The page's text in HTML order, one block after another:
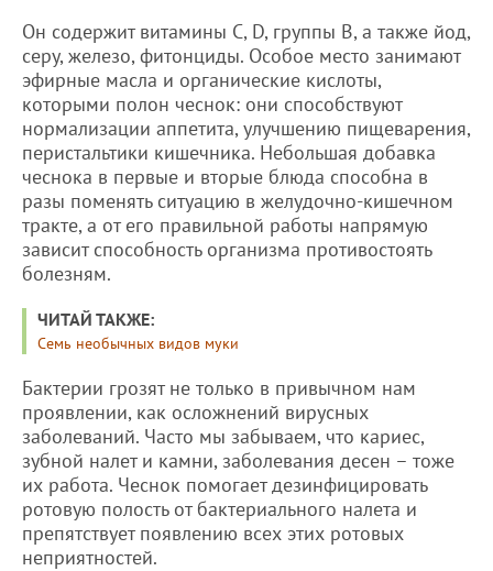
Он содержит витамины С, D, группы В, а также йод,
серу, железо, фитонциды. Особое место занимают
эфирные масла и органические кислоты,
которыми полон чеснок: они способствуют
нормализации аппетита, улучшению пищеварения,
перистальтики кишечника. Небольшая добавка
чеснока в первые и вторые блюда способна в
разы поменять ситуацию в желудочно-кишечном
тракте, а от его правильной работы напрямую
зависит способность организма противостоять
болезням.
ЧИТАЙ ТАКЖЕ:
Семь необычных видов муки
Бактерии грозят не только в привычном нам
проявлении, как осложнений вирусных
заболеваний. Часто мы забываем, что кариес,
зубной налет и камни, заболевания десен – тоже
их работа. Чеснок помогает дезинфицировать
ротовую полость от бактериального налета и
препятствует появлению всех этих ротовых
неприятностей.